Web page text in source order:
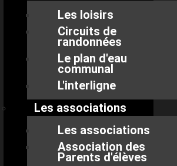
Les loisirs
Circuits de
randonnées
Le plan d'eau
communal
L'interligne
Les associations
Les associations
Association des
Parents d'élèves